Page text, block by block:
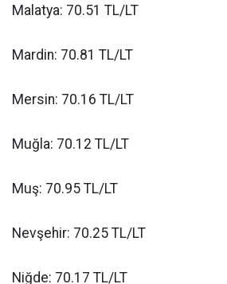
Malatya: 70.51 TL/LT
Mardin: 70.81 TL/LT
Mersin: 70.16 TL/LT
Muğla: 70.12 TL/LT
Muş: 70.95 TL/LT
Nevşehir: 70.25 TL/LT
Niğde: 70.17 TL/LT